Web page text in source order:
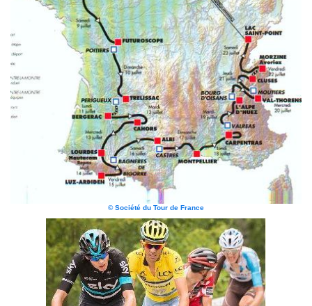
© Société du Tour de France